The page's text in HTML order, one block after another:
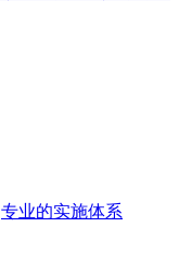
专业的实施体系